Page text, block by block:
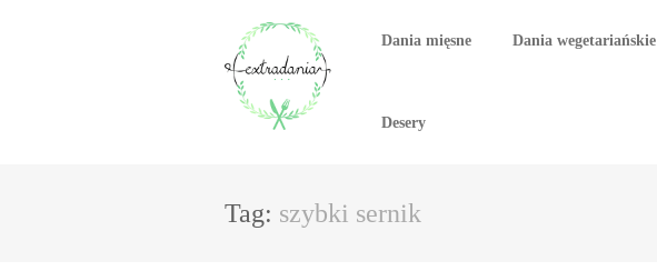
Dania mięsne Dania wegetariańskie
Desery
Tag: szybki sernik